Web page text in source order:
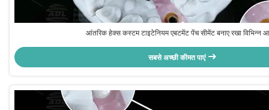
आंतरिक हेक्स कस्टम टाइटेनियम एबटमेंट पेंच सीमेंट बनाए रखा विभिन्न
सबसे अच्छी कीमत पाएं